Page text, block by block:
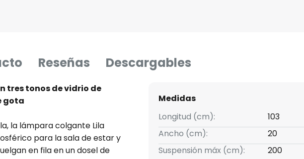
Reseñas Descargables
tres tonos de vidrio de
gota
la lámpara colgante Lila
para la sala de estar y
en fila en un dosel de
Medidas
Longitud (cm):
103
Ancho (cm):
20
Suspensión máx (cm):
200